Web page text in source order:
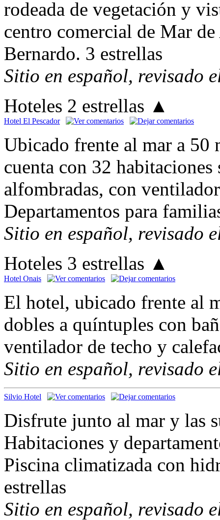
rodeada de vegetación y
centro comercial de Mar
Bernardo. 3 estrellas
Sitio en español, revisado
Hoteles 2 estrellas ▲
Hotel El Pescador
Ubicado frente al mar a 50
cuenta con 32
alfombradas, con
Departamentos para
Sitio en español, revisado
Hoteles 3 estrellas ▲
Hotel Onais
El hotel, ubicado frente al
dobles a quíntuples con
ventilador de techo y
Sitio en español, revisado
Silvio Hotel
Disfrute junto al mar y las
Habitaciones y
Piscina climatizada con
estrellas
Sitio en español, revisado